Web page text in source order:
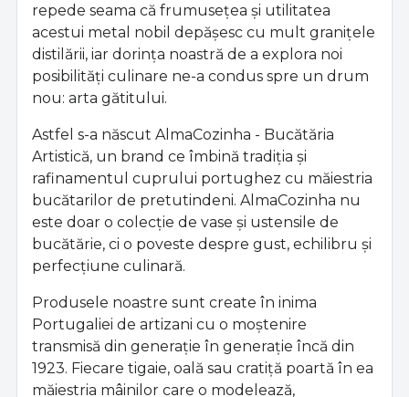
repede seama că frumusețea și utilitatea
acestui metal nobil depășesc cu mult granițele
distilării, iar dorința noastră de a explora noi
posibilități culinare ne-a condus spre un drum
nou: arta gătitului.
Astfel s-a născut AlmaCozinha - Bucătăria
Artistică, un brand ce îmbină tradiția și
rafinamentul cuprului portughez cu măiestria
bucătarilor de pretutindeni. AlmaCozinha nu
este doar o colecție de vase și ustensile de
bucătărie, ci o poveste despre gust, echilibru și
perfecțiune culinară.
Produsele noastre sunt create în inima
Portugaliei de artizani cu o moștenire
transmisă din generație în generație încă din
1923. Fiecare tigaie, oală sau cratiță poartă în ea
măiestria mâinilor care o modelează,